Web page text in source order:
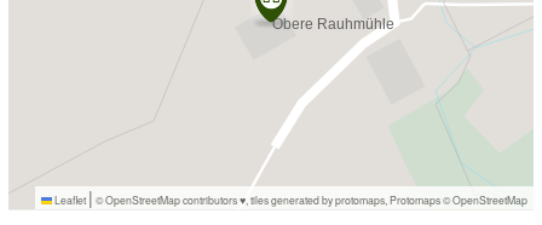
Leaflet | © OpenStreetMap contributors ♥, tiles generated by protomaps Protomaps©OpenStreetMap